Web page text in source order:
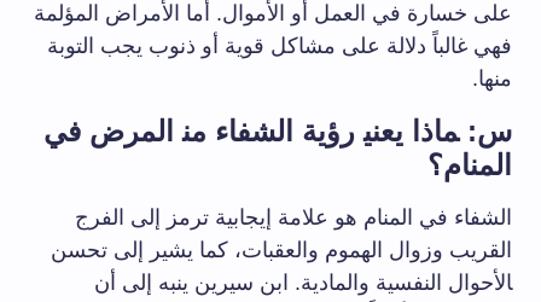
على خسارة في​ العمل أو الأموال. أما الأمراض المؤلمة
فهي غالباً دلالة على مشاكل قوية أو ذنوب يجب التوبة
منها.
س: ‍ماذا يعني‍ رؤية⁢ الشفاء من‍ المرض في
المنام؟
الشفاء في المنام هو علامة إيجابية⁢ ترمز ⁤إلى الفرج
القريب وزوال الهموم والعقبات، كما ⁢يشير إلى تحسن
‍الأحوال​ النفسية والمادية. ابن سيرين ينبه إلى أن